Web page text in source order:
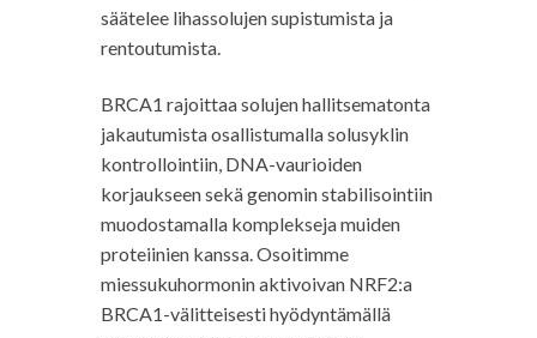
säätelee lihassolujen supistumista ja
rentoutumista.
BRCA1 rajoittaa solujen hallitsematonta
jakautumista osallistumalla solusyklin
kontrollointiin, DNA-vaurioiden
korjaukseen sekä genomin stabilisointiin
muodostamalla komplekseja muiden
proteiinien kanssa.Osoitimme
miessukuhormonin aktivoivan NRF2:a
BRCA1-välitteisesti hyödyntämällä